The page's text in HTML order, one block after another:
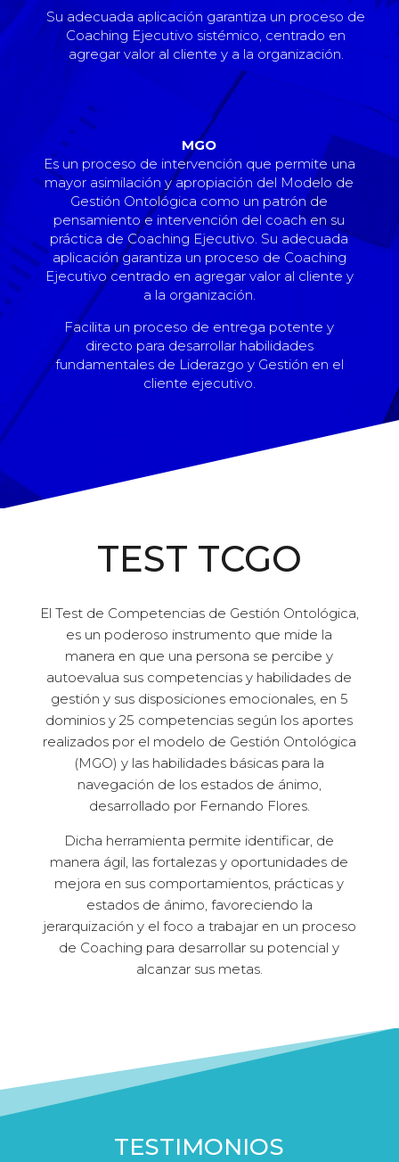
Su adecuada aplicación garantiza un proceso de
Coaching Ejecutivo sistémico, centrado en
agregar valor al cliente y a la organización.
MGO
Es un proceso de intervención que permite una
mayor asimilación y apropiación del Modelo de
Gestión Ontológica como un patrón de
pensamiento e intervención del coach en su
práctica de Coaching Ejecutivo. Su adecuada
aplicación garantiza un proceso de Coaching
Ejecutivo centrado en agregar valor al cliente y
a la organización.
Facilita un proceso de entrega potente y
directo para desarrollar habilidades
fundamentales de Liderazgo y Gestión en el
cliente ejecutivo.
TEST TCGO
El Test de Competencias de Gestión Ontológica,
es un poderoso instrumento que mide la
manera en que una persona se percibe y
autoevalua sus competencias y habilidades de
gestión y sus disposiciones emocionales, en 5
dominios y 25 competencias según los aportes
realizados por el modelo de Gestión Ontológica
(MGO) y las habilidades básicas para la
navegación de los estados de ánimo,
desarrollado por Fernando Flores.
Dicha herramienta permite identificar, de
manera ágil, las fortalezas y oportunidades de
mejora en sus comportamientos, prácticas y
estados de ánimo, favoreciendo la
jerarquización y el foco a trabajar en un proceso
de Coaching para desarrollar su potencial y
alcanzar sus metas.
TESTIMONIOS